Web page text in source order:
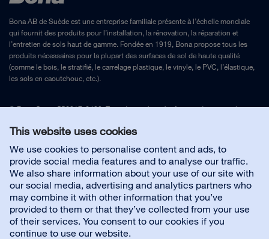
This website uses cookies
We use cookies to personalise content and ads, to
provide social media features and to analyse our traffic.
We also share information about your use of our site with
our social media, advertising and analytics partners who
may combine it with other information that you’ve
provided to them or that they’ve collected from your use
of their services. You consent to our cookies if you
continue to use our website.
Bona AB de Suède est une entreprise familiale présente à l’échelle mondiale
qui fournit des produits pour l’installation, la rénovation, la réparation et
l’entretien de sols haut de gamme. Fondée en 1919, Bona propose tous les
produits nécessaires pour la plupart des surfaces de sol de haute qualité
(comme le bois, le stratifié, le carrelage plastique, le vinyle, le PVC, l’élastique,
les sols en caoutchouc, etc.).
© Bona Orgnr. 556017-6488. Tous droits réservés.Avis juridiqueetpolitique
Nous contacter
Service client
À propos de Bona